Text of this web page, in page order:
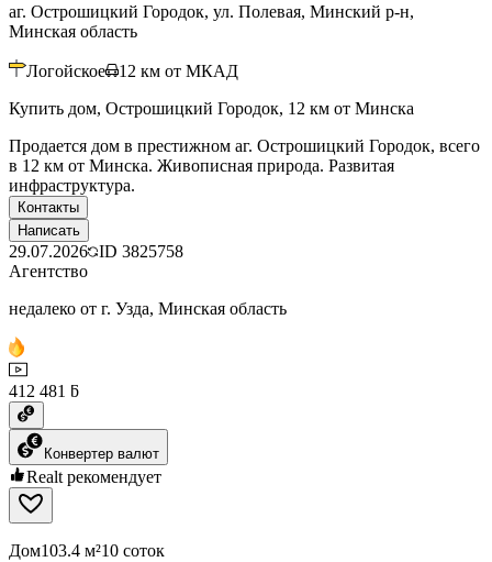
аг. Острошицкий Городок, ул. Полевая, Минский р-н,
Минская область
Логойское 12 км от МКАД
Купить дом, Острошицкий Городок, 12 км от Минска
Продается дом в престижном аг. Острошицкий Городок, всего
в 12 км от Минска. Живописная природа. Развитая
инфраструктура.
Контакты
Написать
29.07.2026 ID 3825758
Агентство
недалеко от г. Узда, Минская область
412 481 ƃ
Конвертер валют
Realt рекомендует
Дом103.4 м²10 соток